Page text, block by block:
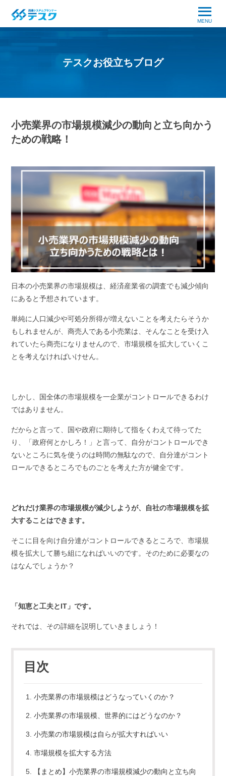
MENU
テスクお役立ちブログ
小売業界の市場規模減少の動向と立ち向かう
ための戦略！
日本の小売業界の市場規模は、経済産業省の調査でも減少傾向
にあると予想されています。
単純に人口減少や可処分所得が増えないことを考えたらそうか
もしれませんが、商売人である小売業は、そんなことを受け入
れていたら商売になりませんので、市場規模を拡大していくこ
とを考えなければいけせん。
しかし、国全体の市場規模を一企業がコントロールできるわけ
ではありません。
だからと言って、国や政府に期待して指をくわえて待ってた
り、「政府何とかしろ！」と言って、自分がコントロールでき
ないところに気を使うのは時間の無駄なので、自分達がコント
ロールできるところでものごとを考えた方が健全です。
どれだけ業界の市場規模が減少しようが、自社の市場規模を拡
大することはできます。
そこに目を向け自分達がコントロールできるところで、市場規
模を拡大して勝ち組になればいいのです。そのために必要なの
はなんでしょうか？
「知恵と工夫とIT」です。
それでは、その詳細を説明していきましょう！
目次
小売業界の市場規模はどうなっていくのか？
小売業界の市場規模、世界的にはどうなのか？
小売業の市場規模は自らが拡大すればいい
市場規模を拡大する方法
【まとめ】小売業界の市場規模減少の動向と立ち向